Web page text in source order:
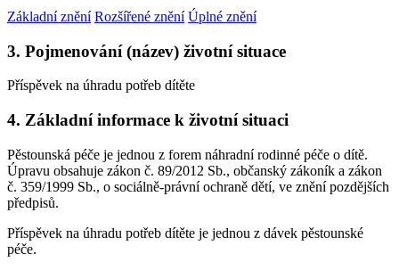
Základní znění Rozšířené znění Úplné znění
3. Pojmenování (název) životní situace
Příspěvek na úhradu potřeb dítěte
4. Základní informace k životní situaci
Pěstounská péče je jednou z forem náhradní rodinné péče o dítě.
Úpravu obsahuje zákon č. 89/2012 Sb., občanský zákoník a zákon
č. 359/1999 Sb., o sociálně-právní ochraně dětí, ve znění pozdějších
předpisů.
Příspěvek na úhradu potřeb dítěte je jednou z dávek pěstounské
péče.